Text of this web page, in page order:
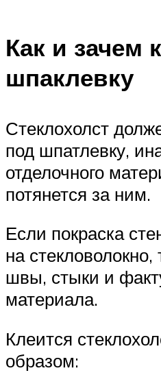
Как и зачем
шпаклевку
Стеклохолст
под шпатлевку,
отделочного
потянется за ним.
Если покраска
на
швы, стыки и
материала.
Клеится
образом: